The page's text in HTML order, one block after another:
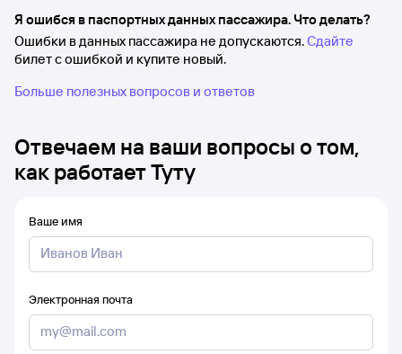
Я ошибся в паспортных данных пассажира. Что делать?
Ошибки в данных пассажира не допускаются.Сдайте
билет с ошибкой и купите новый.
Больше полезных вопросов и ответов
Отвечаем на ваши вопросы о том,
как работает Туту
Ваше имя
Электронная почта